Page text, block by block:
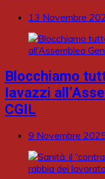
13 Novembre
Blocchiamo
Iavazzi
CGIL
9 Novembre